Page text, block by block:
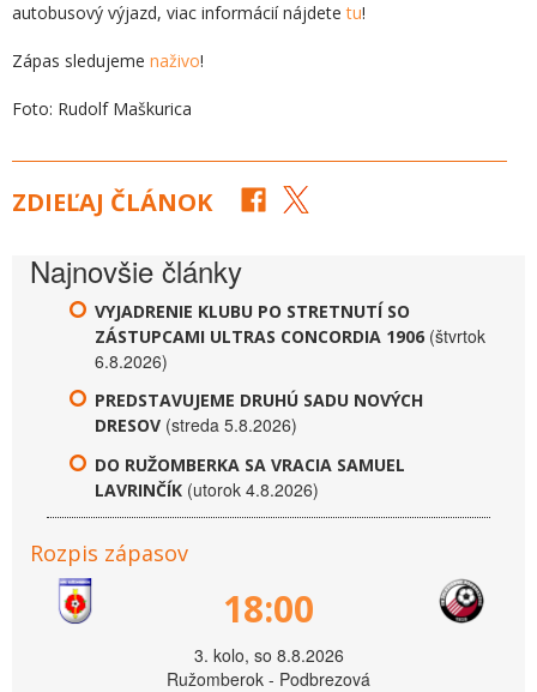
autobusový výjazd, viac informácií nájdetetu!
Zápas sledujeme naživo!
Foto: Rudolf Maškurica
ZDIEĽAJ ČLÁNOK
Najnovšie články
VYJADRENIE KLUBU PO STRETNUTÍ SO
ZÁSTUPCAMI ULTRAS CONCORDIA 1906 (štvrtok
6.8.2026)
PREDSTAVUJEME DRUHÚ SADU NOVÝCH
DRESOV (streda 5.8.2026)
DO RUŽOMBERKA SA VRACIA SAMUEL
LAVRINČÍK (utorok 4.8.2026)
Rozpis zápasov
18:00
3. kolo, so 8.8.2026
Ružomberok - Podbrezová